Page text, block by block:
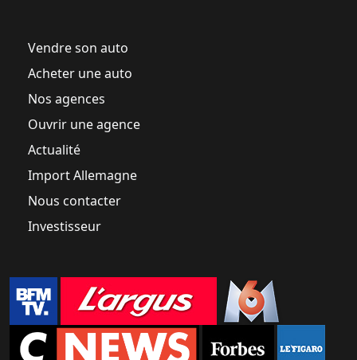
Vendre son auto
Acheter une auto
Nos agences
Ouvrir une agence
Actualité
Import Allemagne
Nous contacter
Investisseur